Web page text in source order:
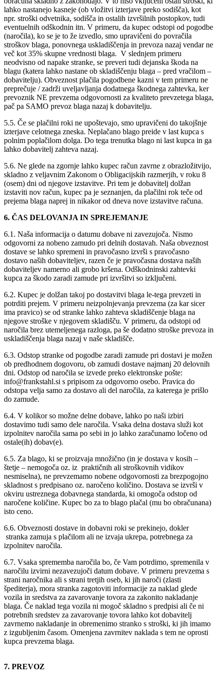
lahko nastanejo kasneje (ob vložitvi izterjave preko sodišča), kot
npr. stroški odvetnika, sodišča in ostalih izvršilnih postopkov, tudi
eventuelnih odškodnin itn. V primeru, da kupec odstopi od pogodbe
(naročila), ko se je to že izvedlo, smo upravičeni do povračila
stroškov blaga, ponovnega uskladiščenja in prevoza nazaj vendar ne
več kot 35% skupne vrednosti blaga. V slednjem primeru
neodvisno od napake stranke, se preveri tudi dejanska škoda na
blagu (katera lahko nastane ob skladiščenju blaga – pred vračilom –
dobavitelju). Obveznost plačila pogodbene kazni v tem primeru ne
preprečuje / zadrži uveljavljanja dodatnega škodnega zahtevka, ker
prevoznik NE prevzema odgovornosti za kvaliteto prevzetega blaga,
pač pa SAMO prevoz blaga nazaj k dobavitelju.
5.5. Če se plačilni roki ne upoštevajo, smo upravičeni do takojšnje
izterjave celotnega zneska. Neplačano blago preide v last kupca s
polnim poplačilom dolga. Do tega trenutka blago ni last kupca in ga
lahko dobavitelj zahteva nazaj.
5.6. Ne glede na zgornje lahko kupec račun zavrne z obrazložitvijo,
skladno z veljavnim Zakonom o Obligacijskih razmerjih, v roku 8
(osem) dni od njegove izstavitve. Pri tem je dobavitelj dolžan
izstaviti nov račun, kupec pa je seznanjen, da plačilni rok teče od
prejema blaga naprej in nikakor od dneva nove izstavitve računa.
6. ČAS DELOVANJA IN SPREJEMANJE
6.1. Naša informacija o datumu dobave ni zavezujoča. Nismo
odgovorni za nobeno zamudo pri delnih dostavah. Naša obveznost
dostave se lahko spremeni in pravočasno izvrši s pravočasno
dostavo naših dobaviteljev, razen če je pravočasna dostava naših
dobaviteljev namerno ali grobo kršena. Odškodninski zahtevki
kupca za škodo zaradi zamude pri izvršitvi so izključeni.
6.2. Kupec je dolžan takoj po dostavitvi blaga le-tega prevzeti in
potrditi prejem. V primeru neizpolnjevanja prevzema (za kar sicer
ima pravico) se od stranke lahko zahteva skladiščenje blaga na
njegove stroške v njegovem skladišču. V primeru, da odstopi od
naročila brez utemeljenega razloga, pa še dodatno stroške prevoza in
uskladiščenja blaga nazaj v naše skladišče.
6.3. Odstop stranke od pogodbe zaradi zamude pri dostavi je možen
ob predhodnem dogovoru, ob zamudi dostave najmanj 20 delovnih
dni. Odstop od naročila se izvede preko elektronske pošte:
info@frankstahl.si s pripisom za odgovorno osebo. Pravica do
odstopa velja samo za dostavo ali del naročila, za katerega je prišlo
do zamude.
6.4. V kolikor so možne delne dobave, lahko po naši izbiri
dostavimo tudi samo dele naročila. Vsaka delna dostava služi kot
izpolnitev naročila sama po sebi in jo lahko zaračunamo ločeno od
ostale(ih) dobav(e).
6.5. Za blago, ki se proizvaja množično (in je dostava v kosih –
štetje – nemogoča oz. iz praktičnih ali stroškovnih vidikov
nesmiselna), ne prevzemamo nobene odgovornosti za brezpogojno
skladnost s predpisano oz. naročeno količino. Dostava se izvrši v
okviru ustreznega dobavnega standarda, ki omogoča odstop od
naročene količine. Kupec bo za to blago plačal (mu bo obračunana)
isto ceno.
6.6. Obveznosti dostave in dobavni roki se prekinejo, dokler
stranka zamuja s plačilom ali ne izvaja ukrepa, potrebnega za
izpolnitev naročila.
6.7. Vsaka sprememba naročila bo, če Vam potrdimo, spremenila v
naročilu izvirni nezavezujoči datum dobave. V primeru prevzema s
strani naročnika ali s strani tretjih oseb, ki jih naroči (zlasti
špediterja), mora stranka zagotoviti informacije za naklad glede
vozila in sredstva za zavarovanje tovora za zakonito nakladanje
blaga. Če naklad tega vozila ni mogoč skladno s predpisi ali če ni
potrebnih sredstev za zavarovanje tovora lahko kot dobavitelj
zavrnemo nakladanje in obremenimo stranko s stroški, ki jih imamo
z izgubljenim časom. Omenjena zavrnitev naklada s tem ne oprosti
kupca prevzema blaga.
7. PREVOZ